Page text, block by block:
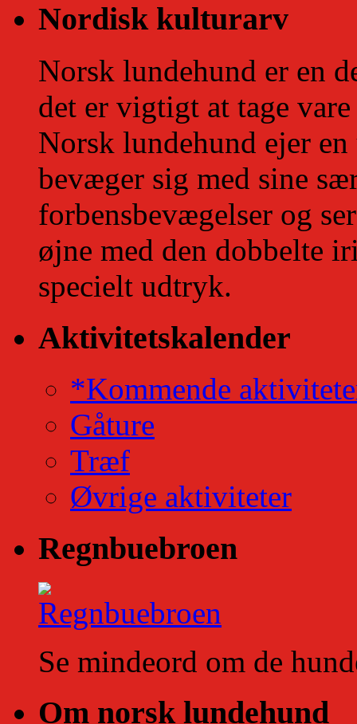
Nordisk kulturarv
Norsk lundehund er en
det er vigtigt at tage vare
Norsk lundehund ejer
bevæger sig med sine
forbensbevægelser og
øjne med den dobbelte
specielt udtryk.
Aktivitetskalender
*Kommende
Gåture
Træf
Øvrige aktiviteter
Regnbuebroen
Se mindeord om de
Om norsk lundehund